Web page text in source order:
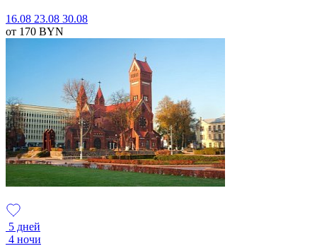
16.08 23.08 30.08
от 170 BYN
5 дней
4 ночи